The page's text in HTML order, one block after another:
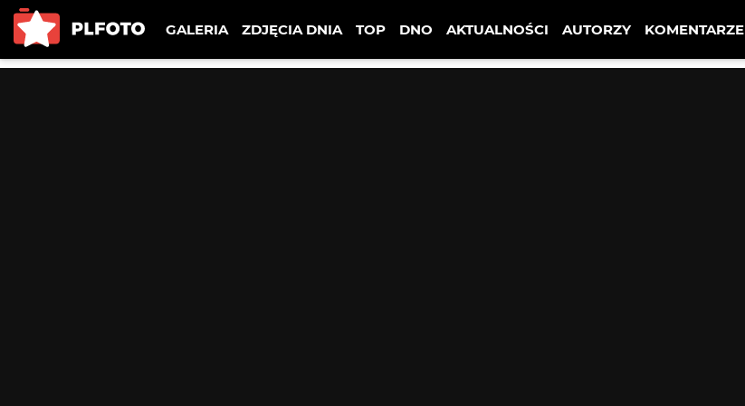
GALERIA ZDJĘCIA DNIA TOP DNO AKTUALNOŚCI AUTORZY KOMENTARZE